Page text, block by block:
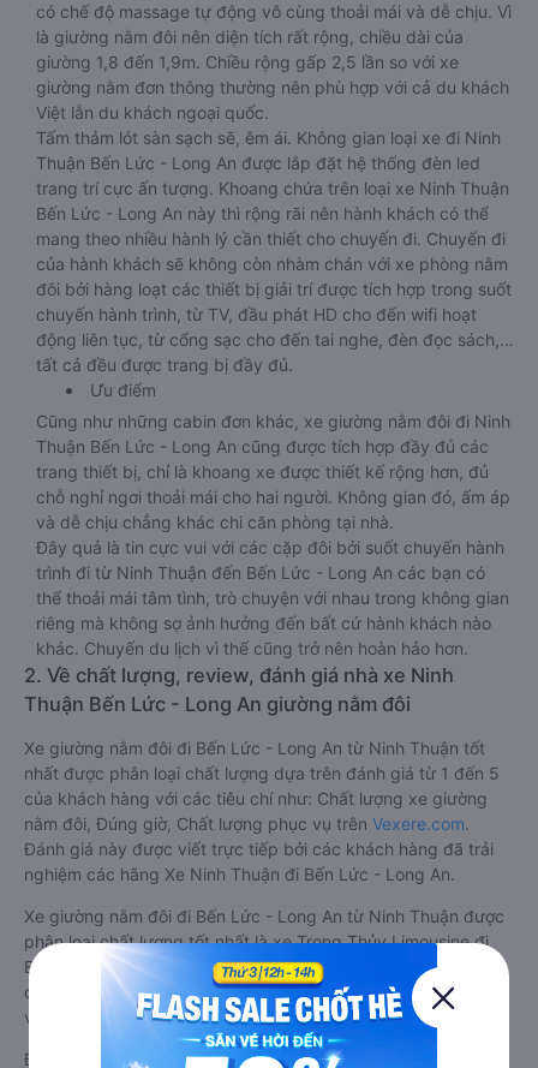
có chế độ massage tự động vô cùng thoải mái và dễ chịu. Vì
là giường nằm đôi nên diện tích rất rộng, chiều dài của
giường 1,8 đến 1,9m. Chiều rộng gấp 2,5 lần so với xe
giường nằm đơn thông thường nên phù hợp với cả du khách
Việt lẫn du khách ngoại quốc.
Tấm thảm lót sàn sạch sẽ, êm ái. Không gian loại xe đi Ninh
Thuận Bến Lức - Long An được lắp đặt hệ thống đèn led
trang trí cực ấn tượng. Khoang chứa trên loại xe Ninh Thuận
Bến Lức - Long An này thì rộng rãi nên hành khách có thể
mang theo nhiều hành lý cần thiết cho chuyến đi. Chuyến đi
của hành khách sẽ không còn nhàm chán với xe phòng nằm
đôi bởi hàng loạt các thiết bị giải trí được tích hợp trong suốt
chuyến hành trình, từ TV, đầu phát HD cho đến wifi hoạt
động liên tục, từ cổng sạc cho đến tai nghe, đèn đọc sách,…
tất cả đều được trang bị đầy đủ.
Ưu điểm
Cũng như những cabin đơn khác, xe giường nằm đôi đi Ninh
Thuận Bến Lức - Long An cũng được tích hợp đầy đủ các
trang thiết bị, chỉ là khoang xe được thiết kế rộng hơn, đủ
chỗ nghỉ ngơi thoải mái cho hai người. Không gian đó, ấm áp
và dễ chịu chẳng khác chi căn phòng tại nhà.
Đây quả là tin cực vui với các cặp đôi bởi suốt chuyến hành
trình đi từ Ninh Thuận đến Bến Lức - Long An các bạn có
thể thoải mái tâm tình, trò chuyện với nhau trong không gian
riêng mà không sợ ảnh hưởng đến bất cứ hành khách nào
khác. Chuyến du lịch vì thế cũng trở nên hoàn hảo hơn.
2. Về chất lượng, review, đánh giá nhà xe Ninh
Thuận Bến Lức - Long An giường nằm đôi
Xe giường nằm đôi đi Bến Lức - Long An từ Ninh Thuận tốt
nhất được phân loại chất lượng dựa trên đánh giá từ 1 đến 5
của khách hàng với các tiêu chí như: Chất lượng xe giường
nằm đôi, Đúng giờ, Chất lượng phục vụ trên Vexere.com.
Đánh giá này được viết trực tiếp bởi các khách hàng đã trải
nghiệm các hãng Xe Ninh Thuận đi Bến Lức - Long An.
Xe giường nằm đôi đi Bến Lức - Long An từ Ninh Thuận được
phân loại chất lượng tốt nhất là xe Trọng Thủy Limousine đi
Bến Lức - Long An từ Ninh Thuận đạt 4.8 / 5 điểm dựa trên
các tiêu chí như: Chất lượng xe, Đúng giờ, Chất lượng phục
vụ.
Đánh giá này được viết trực tiếp bởi các khách hàng đã trải